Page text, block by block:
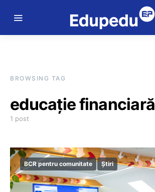
BROWSING TAG
educație financiară
1 post
BCR pentru comunitate Știri